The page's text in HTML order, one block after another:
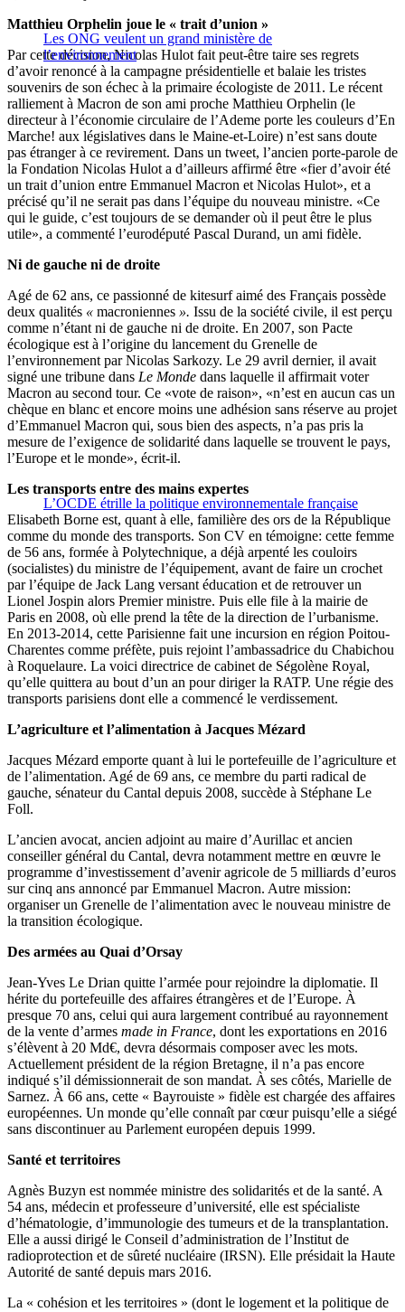
Les ONG veulent un grand ministère de
l’environnement
Matthieu Orphelin joue le « trait d’union »
Par cette décision, Nicolas Hulot fait peut-être taire ses regrets
d’avoir renoncé à la campagne présidentielle et balaie les tristes
souvenirs de son échec à la primaire écologiste de 2011. Le récent
ralliement à Macron de son ami proche Matthieu Orphelin (le
directeur à l’économie circulaire de l’Ademe porte les couleurs d’En
Marche! aux législatives dans le Maine-et-Loire) n’est sans doute
pas étranger à ce revirement. Dans un tweet, l’ancien porte-parole de
la Fondation Nicolas Hulot a d’ailleurs affirmé être «fier d’avoir été
un trait d’union entre Emmanuel Macron et Nicolas Hulot», et a
précisé qu’il ne serait pas dans l’équipe du nouveau ministre. «Ce
qui le guide, c’est toujours de se demander où il peut être le plus
utile», a commenté l’eurodéputé Pascal Durand, un ami fidèle.
Ni de gauche ni de droite
Agé de 62 ans, ce passionné de kitesurf aimé des Français possède
deux qualités « macroniennes ». Issu de la société civile, il est perçu
comme n’étant ni de gauche ni de droite. En 2007, son Pacte
écologique est à l’origine du lancement du Grenelle de
l’environnement par Nicolas Sarkozy. Le 29 avril dernier, il avait
signé une tribune dans Le Monde dans laquelle il affirmait voter
Macron au second tour. Ce «vote de raison», «n’est en aucun cas un
chèque en blanc et encore moins une adhésion sans réserve au projet
d’Emmanuel Macron qui, sous bien des aspects, n’a pas pris la
mesure de l’exigence de solidarité dans laquelle se trouvent le pays,
l’Europe et le monde», écrit-il.
L’OCDE étrille la politique environnementale française
Les transports entre des mains expertes
Elisabeth Borne est, quant à elle, familière des ors de la République
comme du monde des transports. Son CV en témoigne: cette femme
de 56 ans, formée à Polytechnique, a déjà arpenté les couloirs
(socialistes) du ministre de l’équipement, avant de faire un crochet
par l’équipe de Jack Lang versant éducation et de retrouver un
Lionel Jospin alors Premier ministre. Puis elle file à la mairie de
Paris en 2008, où elle prend la tête de la direction de l’urbanisme.
En 2013-2014, cette Parisienne fait une incursion en région Poitou-
Charentes comme préfète, puis rejoint l’ambassadrice du Chabichou
à Roquelaure. La voici directrice de cabinet de Ségolène Royal,
qu’elle quittera au bout d’un an pour diriger la RATP. Une régie des
transports parisiens dont elle a commencé le verdissement.
L’agriculture et l’alimentation à Jacques Mézard
Jacques Mézard emporte quant à lui le portefeuille de l’agriculture et
de l’alimentation. Agé de 69 ans, ce membre du parti radical de
gauche, sénateur du Cantal depuis 2008, succède à Stéphane Le
Foll.
L’ancien avocat, ancien adjoint au maire d’Aurillac et ancien
conseiller général du Cantal, devra notamment mettre en œuvre le
programme d’investissement d’avenir agricole de 5 milliards d’euros
sur cinq ans annoncé par Emmanuel Macron. Autre mission:
organiser un Grenelle de l’alimentation avec le nouveau ministre de
la transition écologique.
Des armées au Quai d’Orsay
Jean-Yves Le Drian quitte l’armée pour rejoindre la diplomatie. Il
hérite du portefeuille des affaires étrangères et de l’Europe. À
presque 70 ans, celui qui aura largement contribué au rayonnement
de la vente d’armes made in France, dont les exportations en 2016
s’élèvent à 20 Md€, devra désormais composer avec les mots.
Actuellement président de la région Bretagne, il n’a pas encore
indiqué s’il démissionnerait de son mandat. À ses côtés, Marielle de
Sarnez. À 66 ans, cette « Bayrouiste » fidèle est chargée des affaires
européennes. Un monde qu’elle connaît par cœur puisqu’elle a siégé
sans discontinuer au Parlement européen depuis 1999.
Santé et territoires
Agnès Buzyn est nommée ministre des solidarités et de la santé. A
54 ans, médecin et professeure d’université, elle est spécialiste
d’hématologie, d’immunologie des tumeurs et de la transplantation.
Elle a aussi dirigé le Conseil d’administration de l’Institut de
radioprotection et de sûreté nucléaire (IRSN). Elle présidait la Haute
Autorité de santé depuis mars 2016.
La « cohésion et les territoires » (dont le logement et la politique de